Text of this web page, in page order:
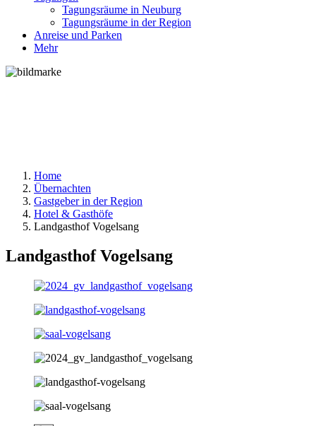
Tagungsräume in Neuburg
Tagungsräume in der Region
Anreise und Parken
Mehr
Home
Übernachten
Gastgeber in der Region
Hotel & Gasthöfe
Landgasthof Vogelsang
Landgasthof Vogelsang